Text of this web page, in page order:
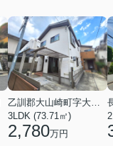
乙訓郡大山崎町字大山崎小字西高田
3LDK (73.71㎡)
2,780万円